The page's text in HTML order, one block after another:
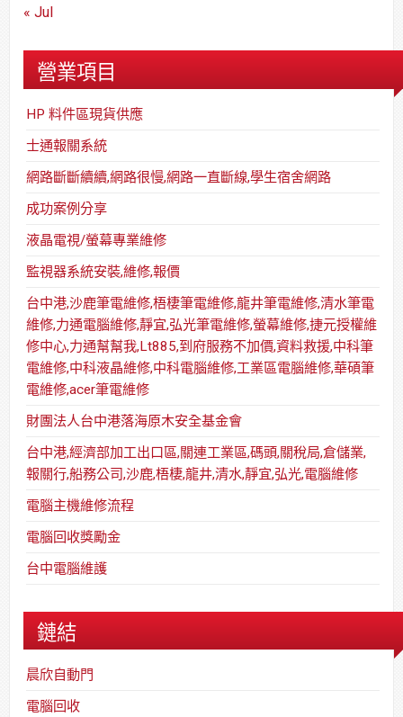
« Jul
營業項目
HP 料件區現貨供應
士通報關系統
網路斷斷續續,網路很慢,網路一直斷線,學生宿舍網路
成功案例分享
液晶電視/螢幕專業維修
監視器系統安裝,維修,報價
台中港,沙鹿筆電維修,梧棲筆電維修,龍井筆電維修,清水筆電
維修,力通電腦維修,靜宜,弘光筆電維修,螢幕維修,捷元授權維
修中心,力通幫幫我,Lt885,到府服務不加價,資料救援,中科筆
電維修,中科液晶維修,中科電腦維修,工業區電腦維修,華碩筆
電維修,acer筆電維修
財團法人台中港落海原木安全基金會
台中港,經濟部加工出口區,關連工業區,碼頭,關稅局,倉儲業,
報關行,船務公司,沙鹿,梧棲,龍井,清水,靜宜,弘光,電腦維修
電腦主機維修流程
電腦回收獎勵金
台中電腦維護
鏈結
晨欣自動門
電腦回收